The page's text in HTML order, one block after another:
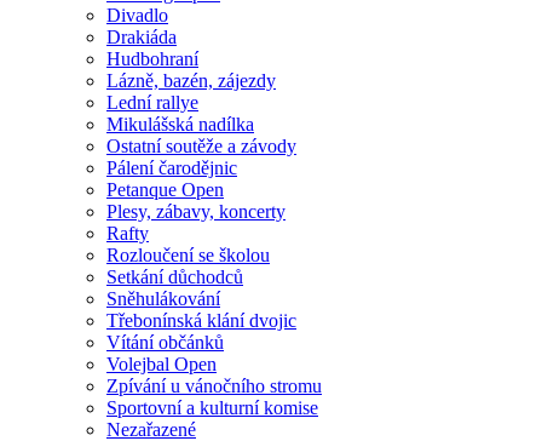
Divadlo
Drakiáda
Hudbohraní
Lázně, bazén, zájezdy
Lední rallye
Mikulášská nadílka
Ostatní soutěže a závody
Pálení čarodějnic
Petanque Open
Plesy, zábavy, koncerty
Rafty
Rozloučení se školou
Setkání důchodců
Sněhulákování
Třebonínská klání dvojic
Vítání občánků
Volejbal Open
Zpívání u vánočního stromu
Sportovní a kulturní komise
Nezařazené